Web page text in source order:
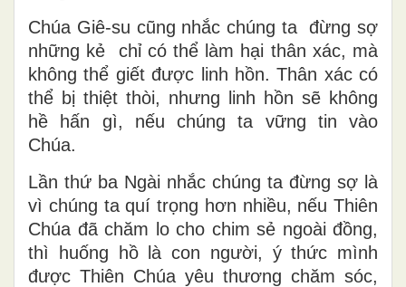
Chúa Giê-su cũng nhắc chúng ta đừng sợ
những kẻ chỉ có thể làm hại thân xác, mà
không thể giết được linh hồn. Thân xác có
thể bị thiệt thòi, nhưng linh hồn sẽ không
hề hấn gì, nếu chúng ta vững tin vào
Chúa.
Lần thứ ba Ngài nhắc chúng ta đừng sợ là
vì chúng ta quí trọng hơn nhiều, nếu Thiên
Chúa đã chăm lo cho chim sẻ ngoài đồng,
thì huống hồ là con người, ý thức mình
được Thiên Chúa yêu thương chăm sóc,